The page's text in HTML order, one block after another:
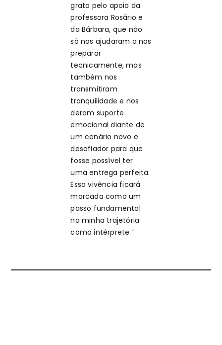
grata pelo apoio da
professora Rosário e
da Bárbara, que não
só nos ajudaram a nos
preparar
tecnicamente, mas
também nos
transmitiram
tranquilidade e nos
deram suporte
emocional diante de
um cenário novo e
desafiador para que
fosse possível ter
uma entrega perfeita.
Essa vivência ficará
marcada como um
passo fundamental
na minha trajetória
como intérprete.”